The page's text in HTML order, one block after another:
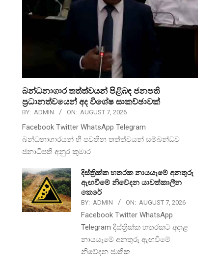
බන්ධනාගාර තත්ත්වයන් පිළිබඳ ජනපති
ප්‍රධානත්වයෙන් අද විශේෂ සාකච්ඡාවක්
BY: ADMIN ON: AUGUST 7, 2026
Facebook Twitter WhatsApp Telegram
බන්ධනාගාරයන් හී පවතින තත්ත්වයන් සම්බන්ධව
ජනාධිපති අනුර කුමාර
දිස්ත්‍රික්ක හතරක නායයෑමේ අනතුරු
ඇඟවීමේ නිවේදන යාවත්කාලීන
කෙරේ
BY: ADMIN ON: AUGUST 7, 2026
Facebook Twitter WhatsApp
Telegram දිස්ත්‍රික්ක හතරකට අදාළ
නායයෑමේ අනතුරු ඇඟවීමේ
නිවේදන ජාතික